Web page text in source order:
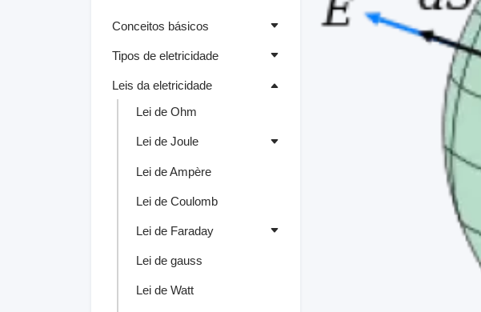
Conceitos básicos
Tipos de eletricidade
Leis da eletricidade
Lei de Ohm
Lei de Joule
Lei de Ampère
Lei de Coulomb
Lei de Faraday
Lei de gauss
Lei de Watt